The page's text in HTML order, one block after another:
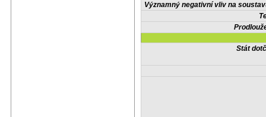
Významný negativní vliv na
Stát